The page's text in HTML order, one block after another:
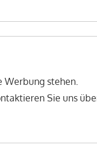
Werbung stehen.
Sie uns